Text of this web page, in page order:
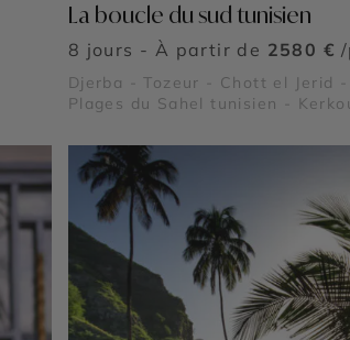
La boucle du sud tunisien
8 jours - À partir de 2580 €
Djerba - Tozeur - Chott el Jerid -
Plages du Sahel tunisien -